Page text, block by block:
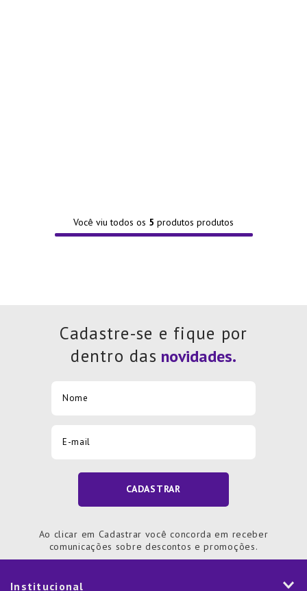
Você viu todos os 5 produtos
Cadastre-se e fique por
dentro das
CADASTRAR
Ao clicar em Cadastrar você concorda em receber
comunicações sobre descontos e promoções.
Institucional